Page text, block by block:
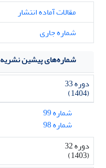
مقالات آماده انتشار
شماره جاری
شماره‌های پیشین نشریه
دوره 33
(1404)
شماره 99
شماره 98
دوره 32
(1403)